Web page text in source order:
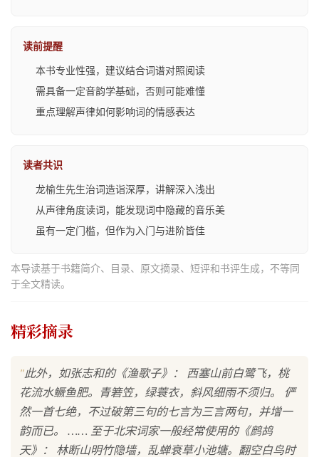
读前提醒
本书专业性强，建议结合词谱对照阅读
需具备一定音韵学基础，否则可能难懂
重点理解声律如何影响词的情感表达
读者共识
龙榆生先生治词造诣深厚，讲解深入浅出
从声律角度读词，能发现词中隐藏的音乐美
虽有一定门槛，但作为入门与进阶皆佳
本导读基于书籍简介、目录、原文摘录、短评和书评生成，不等同
于全文精读。
精彩摘录
"此外，如张志和的《渔歌子》： 西塞山前白鹭飞，桃
花流水鳜鱼肥。青箬笠，绿蓑衣，斜风细雨不须归。 俨
然一首七绝，不过破第三句的七言为三言两句，并增一
韵而已。 …… 至于北宋词家一般经常使用的《鹧鸪
天》： 林断山明竹隐墙，乱蝉衰草小池塘。翻空白鸟时